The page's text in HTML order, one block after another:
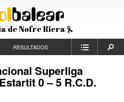
de Nofre Riera
RESULTADOS
Superliga
0 – 5 R.C.D.